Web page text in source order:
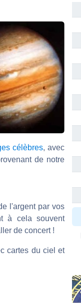
célèbres, avec
de notre
l'argent par vos
à cela souvent
de concert !
cartes du ciel et